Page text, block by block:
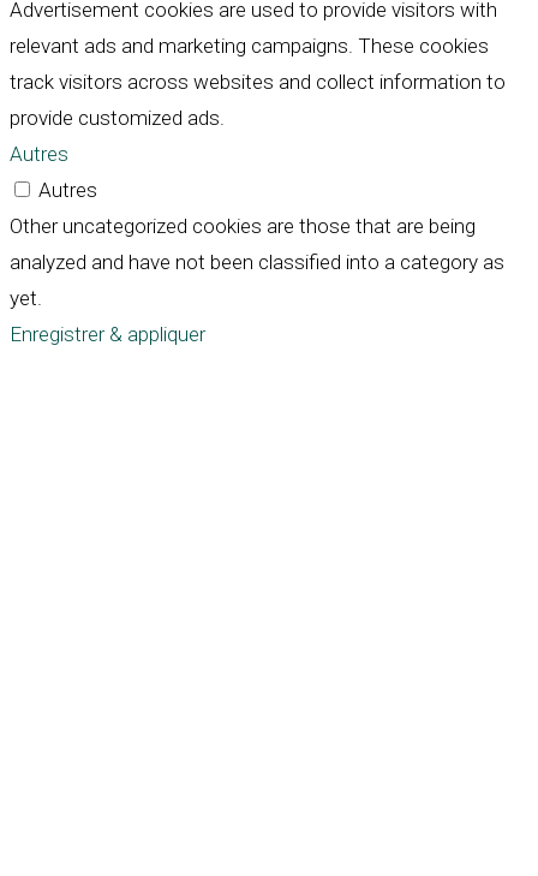
Advertisement cookies are used to provide visitors with
relevant ads and marketing campaigns. These cookies
track visitors across websites and collect information to
provide customized ads.
Autres
Autres
Other uncategorized cookies are those that are being
analyzed and have not been classified into a category as
yet.
Enregistrer & appliquer